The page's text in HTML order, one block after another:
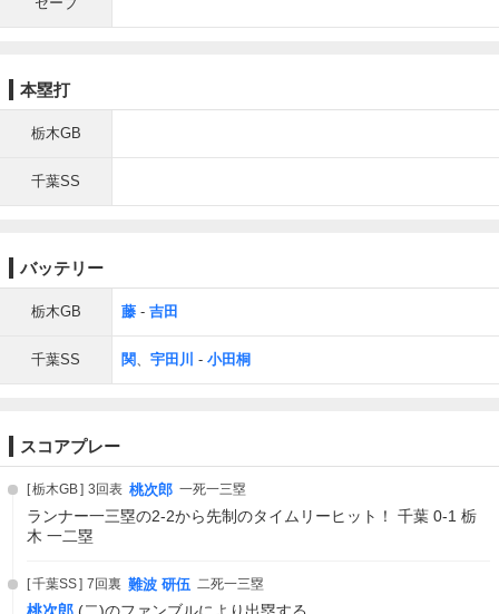
本塁打
栃木GB
千葉SS
バッテリー
栃木GB 藤 - 吉田
千葉SS 関、 宇田川 - 小田桐
スコアプレー
栃木GB 3回表 桃次郎 一死一三塁
ランナー一三塁の2-2から先制のタイムリーヒット！ 千葉 0-1 栃
木 一二塁
千葉SS 7回裏 難波 研伍 二死一三塁